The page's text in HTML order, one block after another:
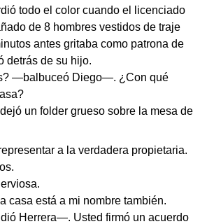
todo el color cuando el licenciado
de 8 hombres vestidos de traje
antes gritaba como patrona de
detrás de su hijo.
—balbuceó Diego—. ¿Con qué
un folder grueso sobre la mesa de
a la verdadera propietaria.
casa está a mi nombre también.
Herrera—. Usted firmó un acuerdo